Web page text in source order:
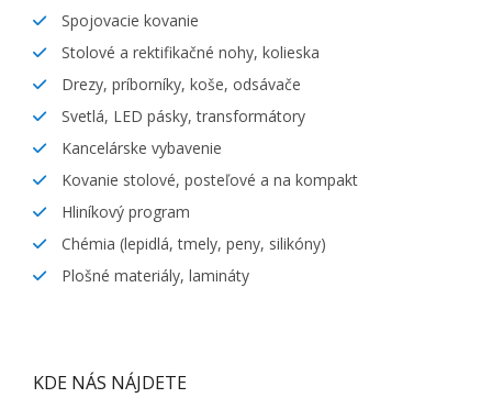
Spojovacie kovanie
Stolové a rektifikačné nohy, kolieska
Drezy, príborníky, koše, odsávače
Svetlá, LED pásky, transformátory
Kancelárske vybavenie
Kovanie stolové, posteľové a na kompakt
Hliníkový program
Chémia (lepidlá, tmely, peny, silikóny)
Plošné materiály, lamináty
KDE NÁS NÁJDETE